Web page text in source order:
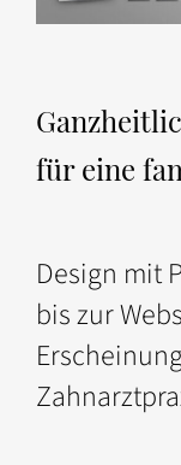
für eine
Design mit
bis zur